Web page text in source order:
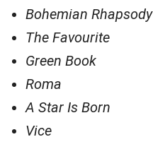
Bohemian Rhapsody
The Favourite
Green Book
Roma
A Star Is Born
Vice